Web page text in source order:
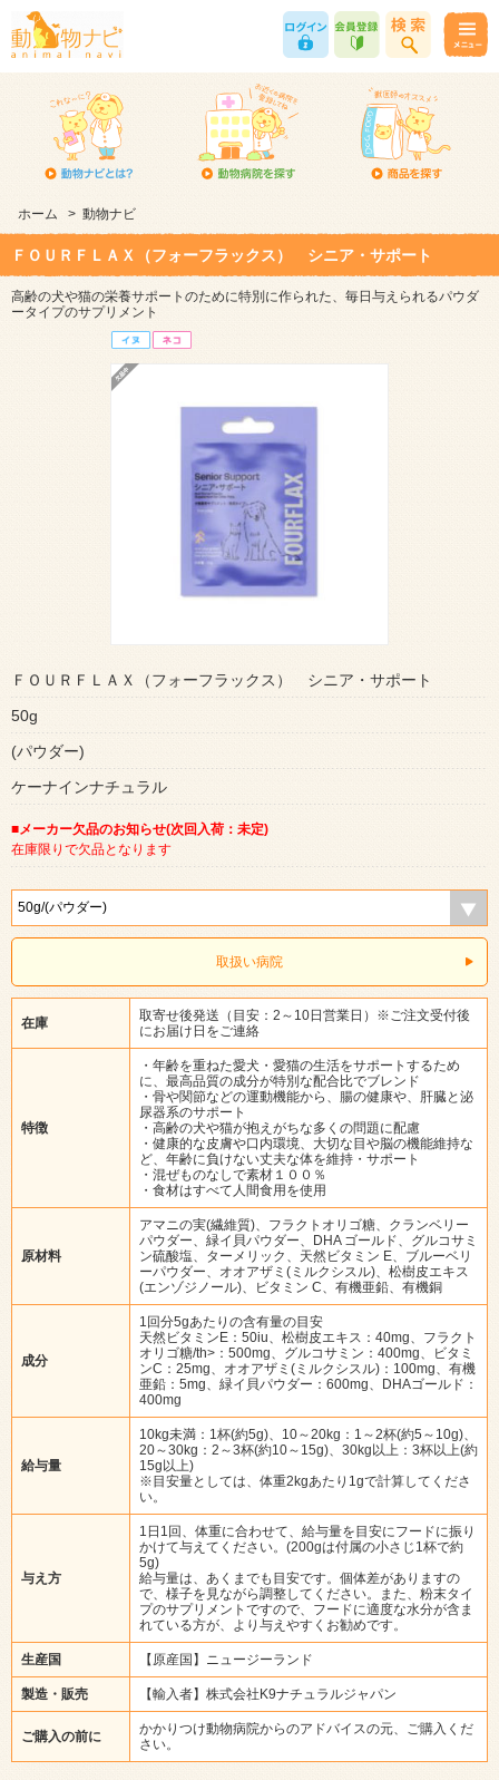
ホーム > 動物ナビ
ＦＯＵＲＦＬＡＸ（フォーフラックス） シニア・サポート
高齢の犬や猫の栄養サポートのために特別に作られた、毎日与えられるパウダ
ータイプのサプリメント
ＦＯＵＲＦＬＡＸ（フォーフラックス） シニア・サポート
50g
(パウダー)
ケーナインナチュラル
■メーカー欠品のお知らせ(次回入荷：未定)
在庫限りで欠品となります
取扱い病院
在庫
取寄せ後発送（目安：2～10日営業日）※ご注文受付後
にお届け日をご連絡
特徴
・年齢を重ねた愛犬・愛猫の生活をサポートするため
に、最高品質の成分が特別な配合比でブレンド
・骨や関節などの運動機能から、腸の健康や、肝臓と泌
尿器系のサポート
・高齢の犬や猫が抱えがちな多くの問題に配慮
・健康的な皮膚や口内環境、大切な目や脳の機能維持な
ど、年齢に負けない丈夫な体を維持・サポート
・混ぜものなしで素材１００％
・食材はすべて人間食用を使用
原材料
アマニの実(繊維質)、フラクトオリゴ糖、クランベリー
パウダー、緑イ貝パウダー、DHA ゴールド、グルコサミ
ン硫酸塩、ターメリック、天然ビタミン E、ブルーベリ
ーパウダー、オオアザミ(ミルクシスル)、松樹皮エキス
(エンゾジノール)、ビタミン C、有機亜鉛、有機銅
成分
1回分5gあたりの含有量の目安
天然ビタミンE：50iu、松樹皮エキス：40mg、フラクト
オリゴ糖/th>：500mg、グルコサミン：400mg、ビタミ
ンC：25mg、オオアザミ(ミルクシスル)：100mg、有機
亜鉛：5mg、緑イ貝パウダー：600mg、DHAゴールド：
400mg
給与量
10kg未満：1杯(約5g)、10～20kg：1～2杯(約5～10g)、
20～30kg：2～3杯(約10～15g)、30kg以上：3杯以上(約
15g以上)
※目安量としては、体重2kgあたり1gで計算してくださ
い。
与え方
1日1回、体重に合わせて、給与量を目安にフードに振り
かけて与えてください。(200gは付属の小さじ1杯で約
5g)
給与量は、あくまでも目安です。個体差がありますの
で、様子を見ながら調整してください。また、粉末タイ
プのサプリメントですので、フードに適度な水分が含ま
れている方が、より与えやすくお勧めです。
生産国 【原産国】ニュージーランド
製造・販売 【輸入者】株式会社K9ナチュラルジャパン
ご購入の前に
かかりつけ動物病院からのアドバイスの元、ご購入くだ
さい。